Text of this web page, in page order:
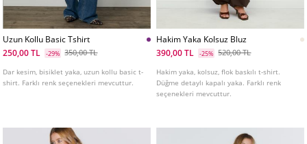
Uzun Kollu Basic Tshirt
250,00 TL
-29% 350,00 TL
Dar kesim, bisiklet yaka, uzun kollu basic t-
shirt. Farklı renk seçenekleri mevcuttur.
Hakim Yaka Kolsuz Bluz
390,00 TL
-25% 520,00 TL
Hakim yaka, kolsuz, flok baskılı t-shirt.
Düğme detaylı kapalı yaka. Farklı renk
seçenekleri mevcuttur.